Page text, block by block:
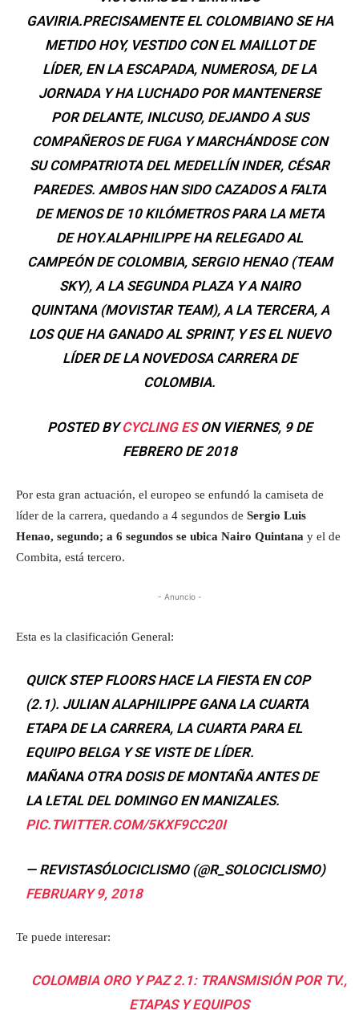
GAVIRIA.PRECISAMENTE EL COLOMBIANO SE HA
METIDO HOY, VESTIDO CON EL MAILLOT DE
LÍDER, EN LA ESCAPADA, NUMEROSA, DE LA
JORNADA Y HA LUCHADO POR MANTENERSE
POR DELANTE, INLCUSO, DEJANDO A SUS
COMPAÑEROS DE FUGA Y MARCHÁNDOSE CON
SU COMPATRIOTA DEL MEDELLÍN INDER, CÉSAR
PAREDES. AMBOS HAN SIDO CAZADOS A FALTA
DE MENOS DE 10 KILÓMETROS PARA LA META
DE HOY.ALAPHILIPPE HA RELEGADO AL
CAMPEÓN DE COLOMBIA, SERGIO HENAO (TEAM
SKY), A LA SEGUNDA PLAZA Y A NAIRO
QUINTANA (MOVISTAR TEAM), A LA TERCERA, A
LOS QUE HA GANADO AL SPRINT, Y ES EL NUEVO
LÍDER DE LA NOVEDOSA CARRERA DE
COLOMBIA.
POSTED BYCYCLING ESON VIERNES, 9 DE
FEBRERO DE 2018
Por esta gran actuación, el europeo se enfundó la camiseta de
líder de la carrera, quedando a 4 segundos de Sergio Luis
Henao, segundo; a 6 segundos se ubica Nairo Quintana y el de
Combita, está tercero.
- Anuncio -
Esta es la clasificación General:
QUICK STEP FLOORS HACE LA FIESTA EN COP
(2.1). JULIAN ALAPHILIPPE GANA LA CUARTA
ETAPA DE LA CARRERA, LA CUARTA PARA EL
EQUIPO BELGA Y SE VISTE DE LÍDER.
MAÑANA OTRA DOSIS DE MONTAÑA ANTES DE
LA LETAL DEL DOMINGO EN MANIZALES.
PIC.TWITTER.COM/5KXF9CC20I
— REVISTASÓLOCICLISMO (@R_SOLOCICLISMO)
FEBRUARY 9, 2018
Te puede interesar:
COLOMBIA ORO Y PAZ 2.1: TRANSMISIÓN POR TV.,
ETAPAS Y EQUIPOS